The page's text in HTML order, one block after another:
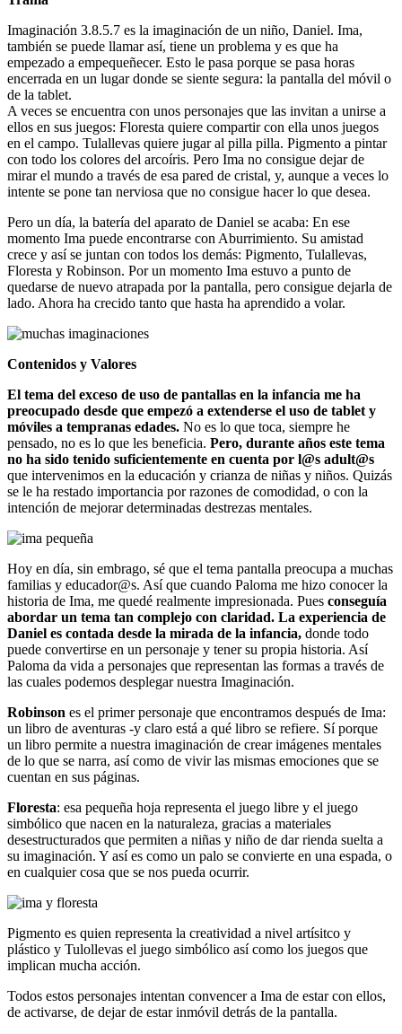
Imaginación 3.8.5.7 es la imaginación de un niño, Daniel. Ima,
también se puede llamar así, tiene un problema y es que ha
empezado a empequeñecer. Esto le pasa porque se pasa horas
encerrada en un lugar donde se siente segura: la pantalla del móvil o
de la tablet.
A veces se encuentra con unos personajes que las invitan a unirse a
ellos en sus juegos: Floresta quiere compartir con ella unos juegos
en el campo. Tulallevas quiere jugar al pilla pilla. Pigmento a pintar
con todo los colores del arcoíris. Pero Ima no consigue dejar de
mirar el mundo a través de esa pared de cristal, y, aunque a veces lo
intente se pone tan nerviosa que no consigue hacer lo que desea.
Pero un día, la batería del aparato de Daniel se acaba: En ese
momento Ima puede encontrarse con Aburrimiento. Su amistad
crece y así se juntan con todos los demás: Pigmento, Tulallevas,
Floresta y Robinson. Por un momento Ima estuvo a punto de
quedarse de nuevo atrapada por la pantalla, pero consigue dejarla de
lado. Ahora ha crecido tanto que hasta ha aprendido a volar.
Contenidos y Valores
El tema del exceso de uso de pantallas en la infancia me ha
preocupado desde que empezó a extenderse el uso de tablet y
móviles a tempranas edades. No es lo que toca, siempre he
pensado, no es lo que les beneficia. Pero, durante años este tema
no ha sido tenido suficientemente en cuenta por l@s adult@s
que intervenimos en la educación y crianza de niñas y niños. Quizás
se le ha restado importancia por razones de comodidad, o con la
intención de mejorar determinadas destrezas mentales.
Hoy en día, sin embrago, sé que el tema pantalla preocupa a muchas
familias y educador@s. Así que cuando Paloma me hizo conocer la
historia de Ima, me quedé realmente impresionada. Pues conseguía
abordar un tema tan complejo con claridad. La experiencia de
Daniel es contada desde la mirada de la infancia, donde todo
puede convertirse en un personaje y tener su propia historia. Así
Paloma da vida a personajes que representan las formas a través de
las cuales podemos desplegar nuestra Imaginación.
Robinson es el primer personaje que encontramos después de Ima:
un libro de aventuras -y claro está a qué libro se refiere. Sí porque
un libro permite a nuestra imaginación de crear imágenes mentales
de lo que se narra, así como de vivir las mismas emociones que se
cuentan en sus páginas.
Floresta: esa pequeña hoja representa el juego libre y el juego
simbólico que nacen en la naturaleza, gracias a materiales
desestructurados que permiten a niñas y niño de dar rienda suelta a
su imaginación. Y así es como un palo se convierte en una espada, o
en cualquier cosa que se nos pueda ocurrir.
Pigmento es quien representa la creatividad a nivel artísitco y
plástico y Tulollevas el juego simbólico así como los juegos que
implican mucha acción.
Todos estos personajes intentan convencer a Ima de estar con ellos,
de activarse, de dejar de estar inmóvil detrás de la pantalla.